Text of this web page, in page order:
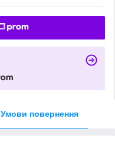
Умови повернення